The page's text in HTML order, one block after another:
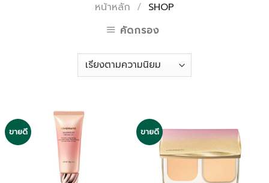
หน้าหลัก / SHOP
คัดกรอง
ขายดี ขายดี